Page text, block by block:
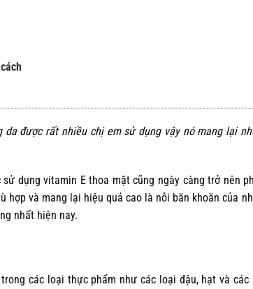
được rất nhiều chị em sử dụng vậy nó mang lại
dụng vitamin E thoa mặt cũng ngày càng trở nên
hợp và mang lại hiệu quả cao là nỗi băn khoăn của
nhất hiện nay.
các loại thực phẩm như các loại đậu, hạt và